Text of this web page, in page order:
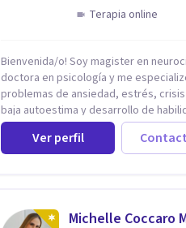
Terapia online
Bienvenida/o! Soy magister en neurociencias,
doctora en psicología y me
problemas de ansiedad, estrés,
baja autoestima y desarrollo de
para el bienestar emocional
problemáticas como la desregulación
emocional, tendencias
Ver perfil
Michelle Coccaro